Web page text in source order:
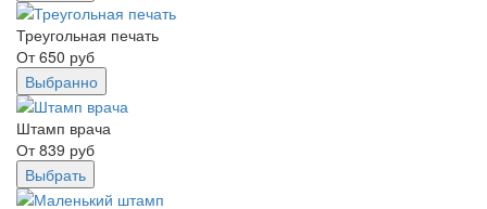
Треугольная печать
От650 руб
Выбранно
Штамп врача
От839 руб
Выбрать